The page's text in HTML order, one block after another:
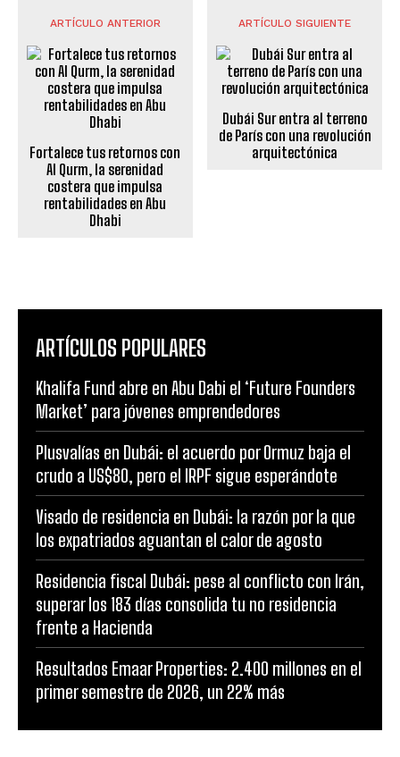
ARTÍCULO ANTERIOR
Fortalece tus retornos con
Al Qurm, la serenidad
costera que impulsa
rentabilidades en Abu
Dhabi
ARTÍCULO SIGUIENTE
Dubái Sur entra al terreno
de París con una revolución
arquitectónica
ARTÍCULOS POPULARES
Khalifa Fund abre en Abu Dabi el ‘Future Founders
Market’ para jóvenes emprendedores
Plusvalías en Dubái: el acuerdo por Ormuz baja el
crudo a US$80, pero el IRPF sigue esperándote
Visado de residencia en Dubái: la razón por la que
los expatriados aguantan el calor de agosto
Residencia fiscal Dubái: pese al conflicto con Irán,
superar los 183 días consolida tu no residencia
frente a Hacienda
Resultados Emaar Properties: 2.400 millones en el
primer semestre de 2026, un 22% más